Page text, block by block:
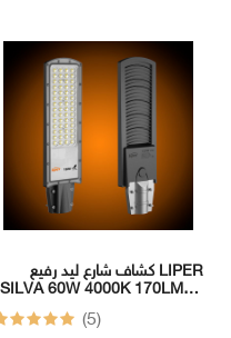
كشاف شارع ليد رفيع LIPER
SILVA 60W 4000K 170LM/W
IP65 CRI70 IK8 220-240V
(5)